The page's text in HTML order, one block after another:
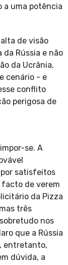
a uma potência
de visão
Rússia e não
da Ucrânia,
cenário - e
conflito
perigosa de
se. A
por satisfeitos
facto de verem
da Pizza
três
nos
que a Rússia
entretanto,
dúvida, a